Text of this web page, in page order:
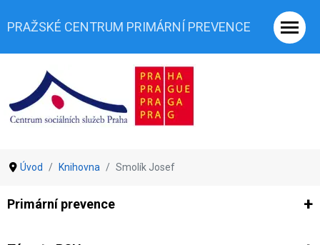
PRAŽSKÉ CENTRUM PRIMÁRNÍ PREVENCE
Úvod Knihovna Smolík Josef
Primární prevence